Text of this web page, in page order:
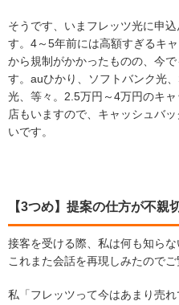
そうです、いまフレッツ光に申
す。4～5年前には高額すぎるキ
から規制がかかったものの、今
す。auひかり、ソフトバンク光
光、等々。2.5万円～4万円のキ
店もいますので、キャッシュバ
いです。
【3つめ】提案の仕方が不親切
接客を受ける際、私は何も知ら
これまた会話を再現しみたのでご
私「フレッツって今はあまり売れ